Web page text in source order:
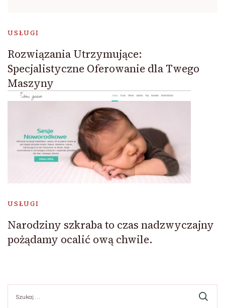
USŁUGI
Rozwiązania Utrzymujące:
Specjalistyczne Oferowanie dla Twego
Maszyny
USŁUGI
Narodziny szkraba to czas nadzwyczajny
pożądamy ocalić ową chwile.